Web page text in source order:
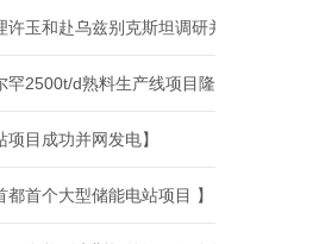
项目成功并网发电】
都首个大型储能电站项目 】